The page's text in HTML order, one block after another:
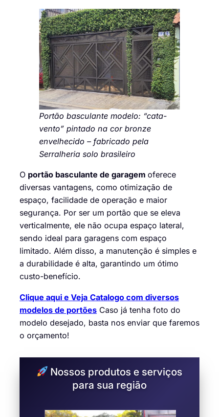
Portão basculante modelo: “cata-
vento” pintado na cor bronze
envelhecido – fabricado pela
Serralheria solo brasileiro
O portão basculante de garagem oferece
diversas vantagens, como otimização de
espaço, facilidade de operação e maior
segurança. Por ser um portão que se eleva
verticalmente, ele não ocupa espaço lateral,
sendo ideal para garagens com espaço
limitado. Além disso, a manutenção é simples e
a durabilidade é alta, garantindo um ótimo
custo-benefício.
Clique aqui e Veja Catalogo com diversos
modelos de portões Caso já tenha foto do
modelo desejado, basta nos enviar que faremos
o orçamento!
Nossos produtos e serviços
para sua região